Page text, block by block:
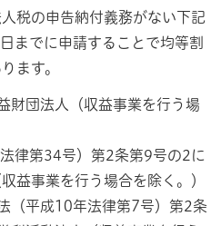
税の申告納付義務がない下記
までに申請することで均等割
ます。
財団法人（収益事業を行う場
律第34号）第2条第9号の2に
益事業を行う場合を除く。）
（平成10年法律第7号）第2条